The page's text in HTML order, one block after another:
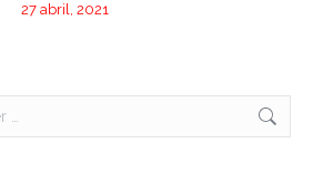
27 abril, 2021